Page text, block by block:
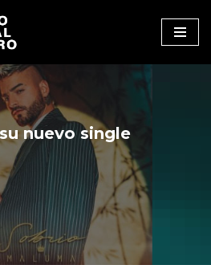
nuevo single